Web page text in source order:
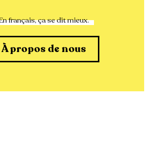
français, ça se dit mieux.
À propos de nous